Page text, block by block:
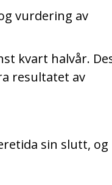
vurdering av
kvart halvår.
resultatet av
sin slutt, og